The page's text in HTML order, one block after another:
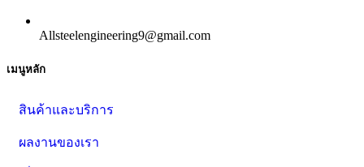
Allsteelengineering9@gmail.com
เมนูหลัก
สินค้าและบริการ
ผลงานของเรา